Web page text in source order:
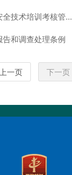
特种作业人员安全技术培训考核管理规定
和调查处理条例
上一页 下一页